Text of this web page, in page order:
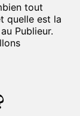
tout
quelle est la
Publieur.